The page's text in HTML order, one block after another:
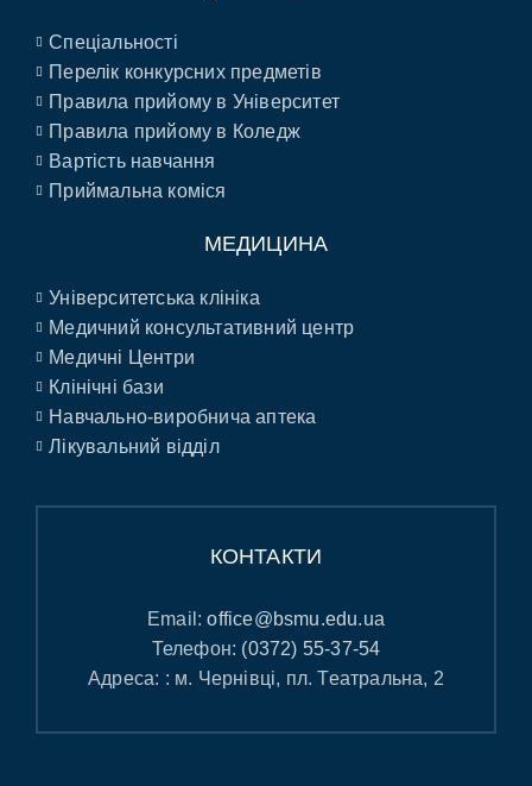
Спеціальності
Перелік конкурсних предметів
Правила прийому в Університет
Правила прийому в Коледж
Вартість навчання
Приймальна коміся
МЕДИЦИНА
Університетська клініка
Медичний консультативний центр
Медичні Центри
Клінічні бази
Навчально-виробнича аптека
Лікувальний відділ
КОНТАКТИ
Email:office@bsmu.edu.ua
Телефон: (0372) 55-37-54
Адреса: : м. Чернівці, пл. Театральна, 2